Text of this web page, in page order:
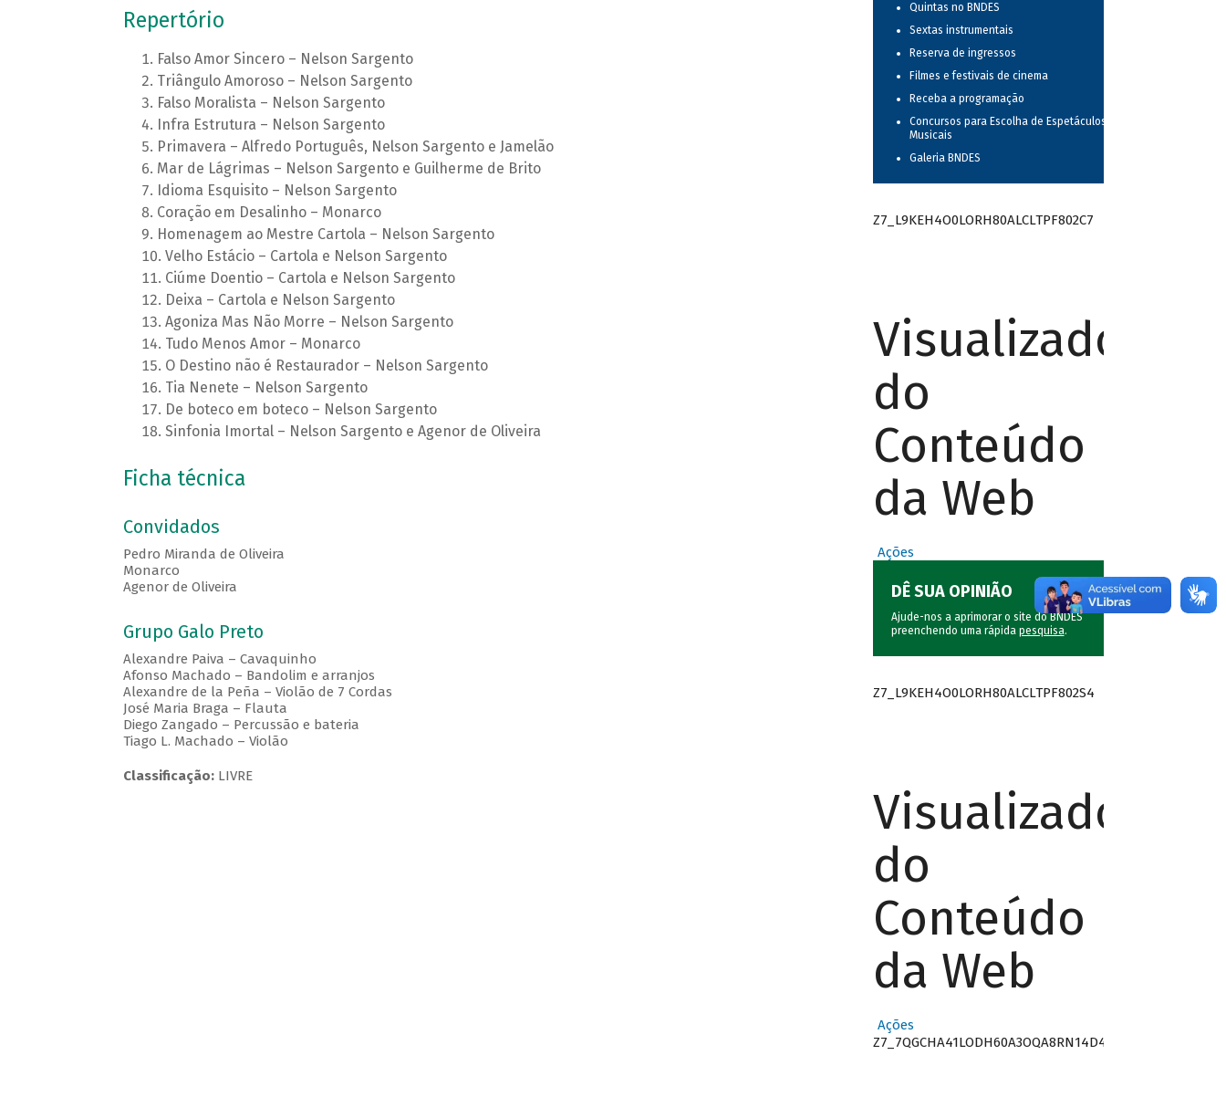
Repertório
Falso Amor Sincero – Nelson Sargento
Triângulo Amoroso – Nelson Sargento
Falso Moralista – Nelson Sargento
Infra Estrutura – Nelson Sargento
Primavera – Alfredo Português, Nelson Sargento e Jamelão
Mar de Lágrimas – Nelson Sargento e Guilherme de Brito
Idioma Esquisito – Nelson Sargento
Coração em Desalinho – Monarco
Homenagem ao Mestre Cartola – Nelson Sargento
Velho Estácio – Cartola e Nelson Sargento
Ciúme Doentio – Cartola e Nelson Sargento
Deixa – Cartola e Nelson Sargento
Agoniza Mas Não Morre – Nelson Sargento
Tudo Menos Amor – Monarco
O Destino não é Restaurador – Nelson Sargento
Tia Nenete – Nelson Sargento
De boteco em boteco – Nelson Sargento
Sinfonia Imortal – Nelson Sargento e Agenor de Oliveira
Ficha técnica
Convidados
Pedro Miranda de Oliveira
Monarco
Agenor de Oliveira
Grupo Galo Preto
Alexandre Paiva – Cavaquinho
Afonso Machado – Bandolim e arranjos
Alexandre de la Peña – Violão de 7 Cordas
José Maria Braga – Flauta
Diego Zangado – Percussão e bateria
Tiago L. Machado – Violão
Classificação:LIVRE
Quintas no BNDES
Sextas instrumentais
Reserva de ingressos
Filmes e festivais de cinema
Receba a programação
Concursos para Escolha de Espetáculos
Musicais
Galeria BNDES
Z7_L9KEH4O0LORH80ALCLTPF802C7
Visualizador
do
Conteúdo
da Web
Ações
DÊ SUA OPINIÃO
Ajude-nos a aprimorar o site do BNDES
preenchendo uma rápida pesquisa.
Z7_L9KEH4O0LORH80ALCLTPF802S4
Visualizador
do
Conteúdo
da Web
Ações
Z7_7QGCHA41LODH60A3OQA8RN14D4